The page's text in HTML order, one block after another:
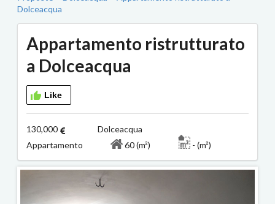
Dolceacqua
Appartamento ristrutturato
a Dolceacqua
Like
130,000
Dolceacqua
Appartamento
60 (m²) - (m²)